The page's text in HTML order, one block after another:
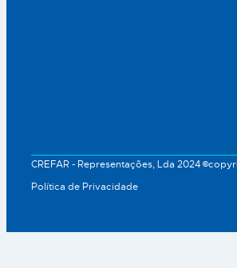
CREFAR - Representações, Lda 2024
Política de Privacidade